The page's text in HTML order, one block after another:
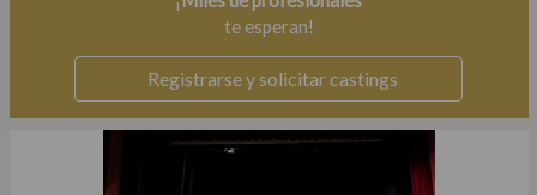
te esperan!
Registrarse y solicitar castings